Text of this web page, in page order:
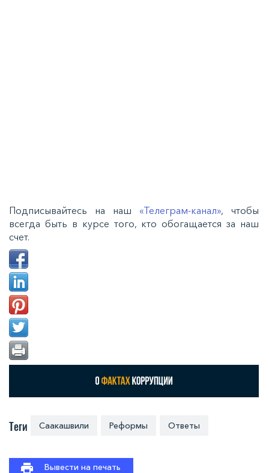
Подписывайтесь на наш «Телеграм-канал», чтобы
всегда быть в курсе того, кто обогащается за наш
счет.
Теги Саакашвили Реформы Ответы
Вывести на печать